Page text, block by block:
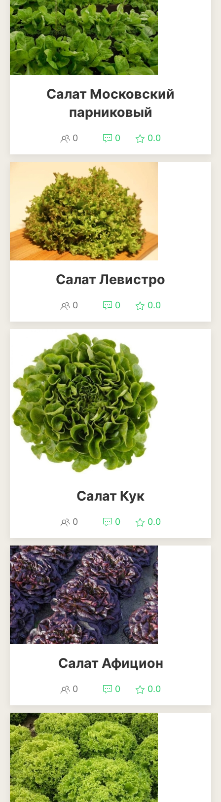
Бересклет
Буддлея
Бузина
Вейгела
Лиственница
Можжевельник
Пихта
Пузыреплодник
Сосна
Тысячелистник
Чубушник (жасмин)
Овощи
Баклажан
Брюссельская капуста
Капуста кольраби
Картофель
Листовая капуста
Лук
Морковь
Пекинская и китайская
капуста
Перец
Подсолнечник
Редис
Редька
Салат Московский
парниковый
0 0 0.0
Салат Левистро
0 0 0.0
Салат Кук
0 0 0.0
Салат Афицион
0 0 0.0